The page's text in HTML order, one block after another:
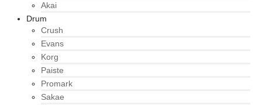
Akai
Drum
Crush
Evans
Korg
Paiste
Promark
Sakae